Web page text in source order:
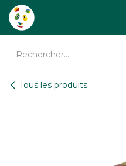
Se rendre au contenu
Tous les produits